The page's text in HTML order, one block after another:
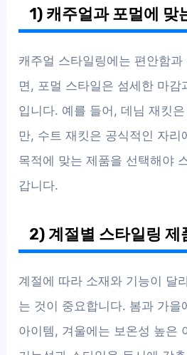
1) 캐주얼과 포멀에 맞
캐주얼 스타일링에는 편안함
면, 포멀 스타일은 섬세한 마감
입니다. 예를 들어, 데님 재킷
만, 수트 재킷은 공식적인 자리
목적에 맞는 제품을 선택해야
갑니다.
2) 계절별 스타일링 제
계절에 따라 소재와 기능이 달
는 것이 중요합니다. 봄과 가을
아이템, 겨울에는 보온성 높은